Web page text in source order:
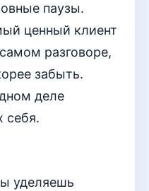
паузы.
ценный клиент
разговоре,
забыть.
деле
себя.
уделяешь